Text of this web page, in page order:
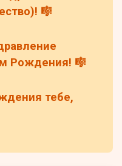
🎼
Рождения! 🎼
тебе,